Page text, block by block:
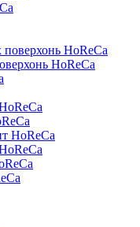
HoReCa